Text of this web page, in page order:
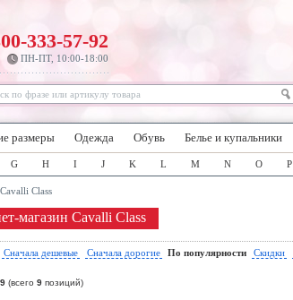
333-57-92
ПН-ПТ, 10:00-18:00
размеры Одежда Обувь Белье и купальники
G H I J K L M N O P
Cavalli Class
магазин Cavalli Class
Сначала дешевые Сначала дорогие По популярности Скидки
9 (всего 9 позиций)